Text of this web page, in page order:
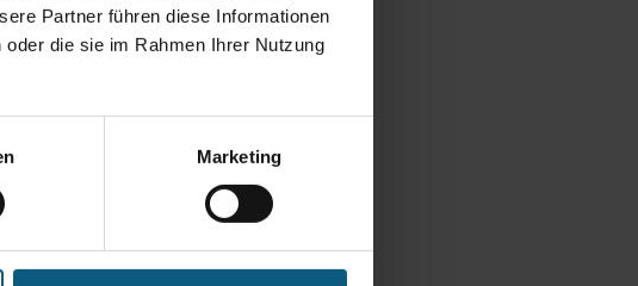
Partner führen diese Informationen
die sie im Rahmen Ihrer Nutzung
Marketing